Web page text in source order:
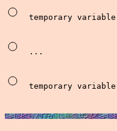
temporary
...
temporary